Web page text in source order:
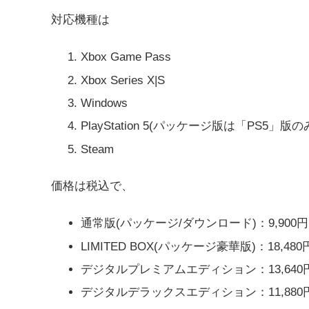
対応機種は
Xbox Game Pass
Xbox Series X|S
Windows
PlayStation 5(パッケージ版は「PS5」版の
Steam
価格は税込で、
通常版(パッケージ/ダウンロード)：9,900円
LIMITED BOX(パッケージ豪華版)：18,480
デジタルプレミアムエディション：13,640
デジタルデラックスエディション：11,880